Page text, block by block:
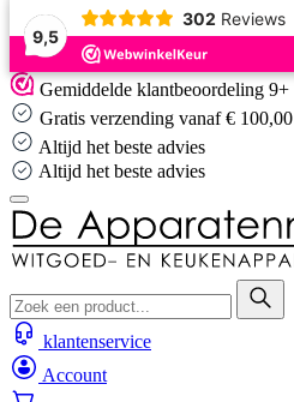
9,5
302 Reviews
Skip
to
content
Gemiddelde klantbeoordeling 9+
Gratis verzending vanaf € 100,00
Altijd het beste advies
Altijd het beste advies
klantenservice
Account